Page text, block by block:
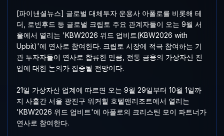
[파이낸셜뉴스] 글로벌 대체투자 운용사 아폴로를 비롯해 테
더, 로빈후드 등 글로벌 크립토 주요 관계자들이 오는 9월 서
울에서 열리는 'KBW2026 위드 업비트(KBW2026 with
Upbit)'에 연사로 참여한다. 크립토 시장에 적극 참여하는 기
관 투자자들이 연사로 합류한 만큼, 전통 금융의 가상자산 진
입에 대한 논의가 집중될 전망이다.
21일 가상자산 업계에 따르면 오는 9월 29일부터 10월 1일까
지 사흘간 서울 광진구 워커힐 호텔앤리조트에서 열리는
'KBW2026 위드 업비트'에 아폴로의 크리스틴 모이 파트너가
연사로 참여한다.